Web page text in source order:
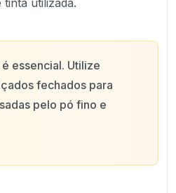
utilizada.
essencial. Utilize
fechados para
pelo pó fino e